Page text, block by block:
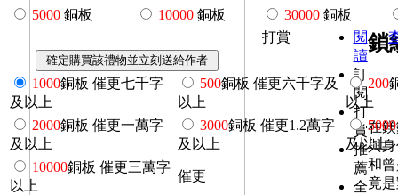
5000 銅板 10000 銅板 30000 銅板
打賞
1000銅板 催更七千字
及以上
500銅板 催更六千字及
以上
200
以上
2000銅板 催更一萬字
及以上
3000銅板 催更1.2萬字
及以上
5000
及以上
10000銅板 催更三萬字
以上
催更
閱
讀
訂
閱
打
賞
推
薦
全
鎖
在
與
和
竟